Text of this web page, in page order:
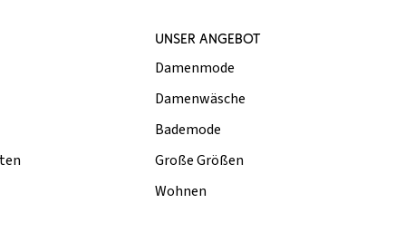
UNSER ANGEBOT
Damenmode
Damenwäsche
Bademode
Große Größen
Wohnen